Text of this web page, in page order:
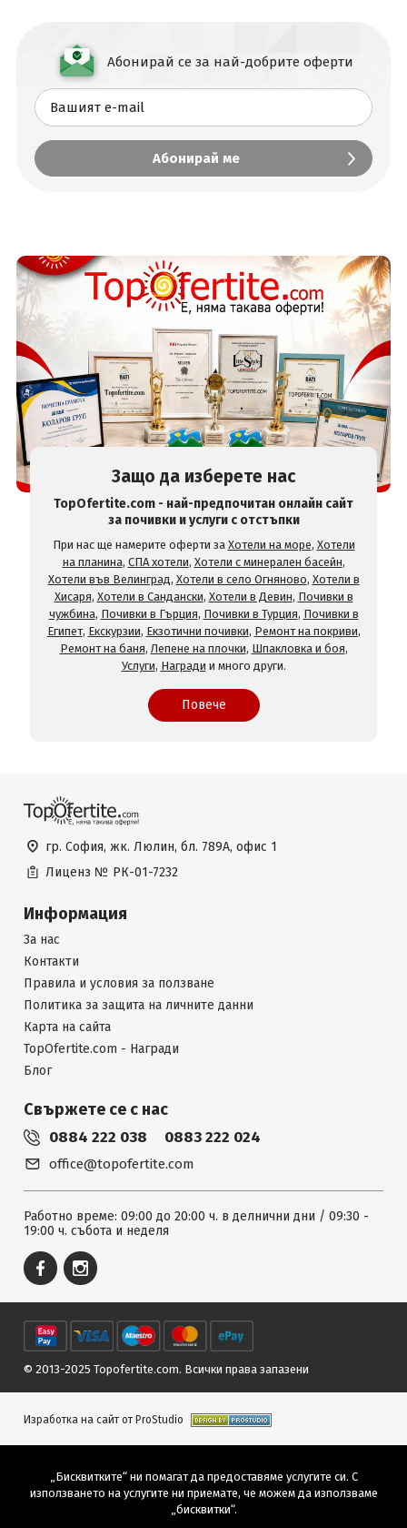
Абонирай се за най-добрите оферти
Защо да изберете нас
TopOfertite.com - най-предпочитан онлайн сайт
за почивки и услуги с отстъпки
При нас ще намерите оферти за Хотели на море, Хотели
на планина, СПА хотели, Хотели с минерален басейн,
Хотели във Велинград, Хотели в село Огняново, Хотели в
Хисаря, Хотели в Сандански, Хотели в Девин, Почивки в
чужбина, Почивки в Гърция, Почивки в Турция, Почивки в
Египет, Екскурзии, Екзотични почивки, Ремонт на покриви,
Ремонт на баня, Лепене на плочки, Шпакловка и боя,
Услуги, Награди и много други.
Повече
гр. София, жк. Люлин, бл. 789А, офис 1
Лиценз № РК-01-7232
Информация
За нас
Контакти
Правила и условия за ползване
Политика за защита на личните данни
Карта на сайта
TopOfertite.com - Награди
Блог
Свържете се с нас
0884 222 038 0883 222 024
office@topofertite.com
Работно време: 09:00 до 20:00 ч. в делнични дни / 09:30 -
19:00 ч. събота и неделя
© 2013-2025 Topofertite.com. Всички права запазени
Изработка на сайт от ProStudio
„Бисквитките“ ни помагат да предоставяме услугите си. С
използването на услугите ни приемате, че можем да използваме
„бисквитки“.